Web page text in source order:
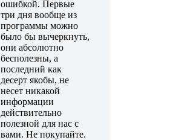
ошибкой. Первые
три дня вообще из
программы можно
было бы вычеркнуть,
они абсолютно
бесполезны, а
последний как
десерт якобы, не
несет никакой
информации
действительно
полезной для нас с
вами. Не покупайте.